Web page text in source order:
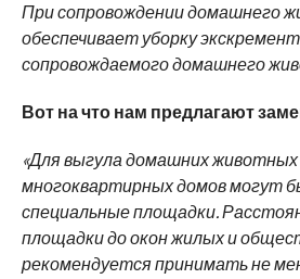
При сопровождении домашнего
обеспечивает уборку
сопровождаемого домашнего
Вот на что нам предлагают
«Для выгула домашних
многоквартирных домов могут
специальные площадки.
площадки до окон жилых и
рекомендуется принимать не